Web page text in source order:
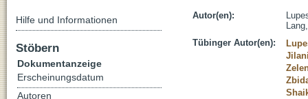
Autor(en):
Tübinger Autor(en):
Hilfe und Informationen
Stöbern
Dokumentanzeige
Erscheinungsdatum
Autoren